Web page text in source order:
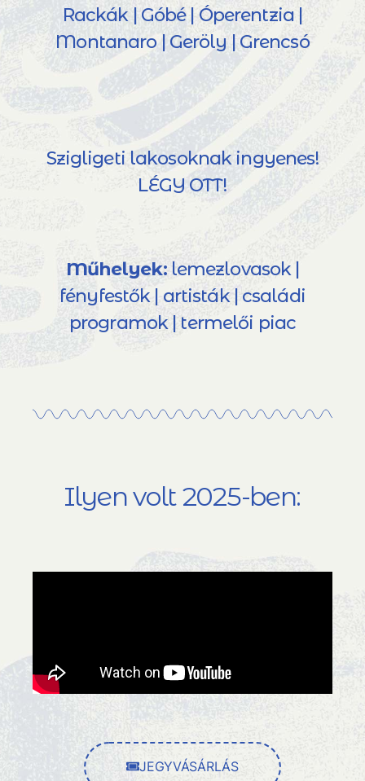
Rackák | Góbé | Óperentzia |
Montanaro | Geröly | Grencsó
Szigligeti lakosoknak ingyenes!
LÉGY OTT!
Műhelyek:lemezlovasok |
fényfestők | artisták | családi
programok | termelői piac
Ilyen volt 2025-ben:
JEGYVÁSÁRLÁS